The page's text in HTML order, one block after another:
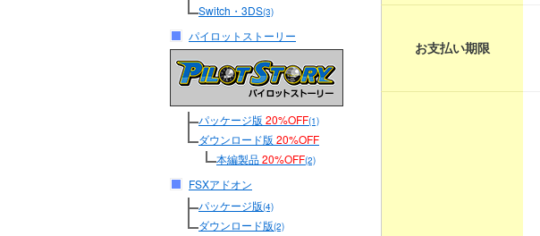
Switch・3DS(3)
パイロットストーリー
パッケージ版 20%OFF(1)
ダウンロード版 20%OFF
本編製品20%OFF(2)
FSXアドオン
パッケージ版(4)
ダウンロード版(2)
お支払い期限